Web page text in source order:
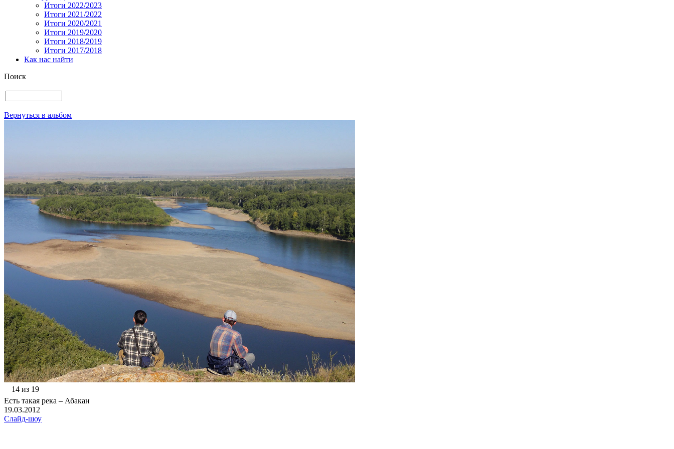
Итоги 2022/2023
Итоги 2021/2022
Итоги 2020/2021
Итоги 2019/2020
Итоги 2018/2019
Итоги 2017/2018
Как нас найти
Поиск
Вернуться в альбом
14 из 19
Есть такая река – Абакан
19.03.2012
Слайд-шоу